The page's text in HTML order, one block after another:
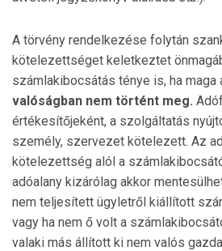
A törvény rendelkezése folytán
kötelezettséget keletkeztet
számlakibocsátás ténye is, ha maga
valóságban nem történt meg.
értékesítőjeként, a szolgáltatás
személy, szervezet kötelezett. Az
kötelezettség alól a
adóalany kizárólag akkor
nem teljesített ügyletről kiállított
vagy ha nem ő volt a
valaki más állított ki nem valós